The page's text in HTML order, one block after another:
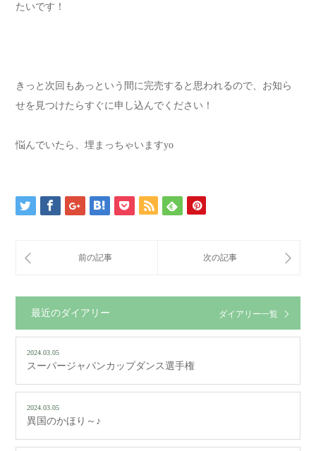
たいです！
きっと次回もあっという間に完売すると思われるので、お知ら
せを見つけたらすぐに申し込んでください！
悩んでいたら、埋まっちゃいますyo
最近のダイアリー ダイアリー一覧
2024.03.05
スーパージャパンカップダンス選手権
2024.03.05
異国のかほり～♪